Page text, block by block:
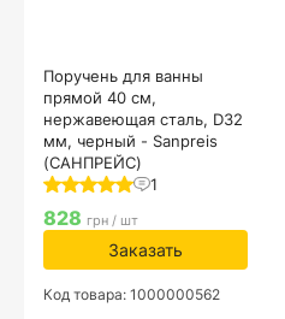
Поручень для ванны
прямой 40 см,
нержавеющая сталь, D32
мм, черный - Sanpreis
(САНПРЕЙС)
1
828 грн / шт
Заказать
Код товара: 1000000562